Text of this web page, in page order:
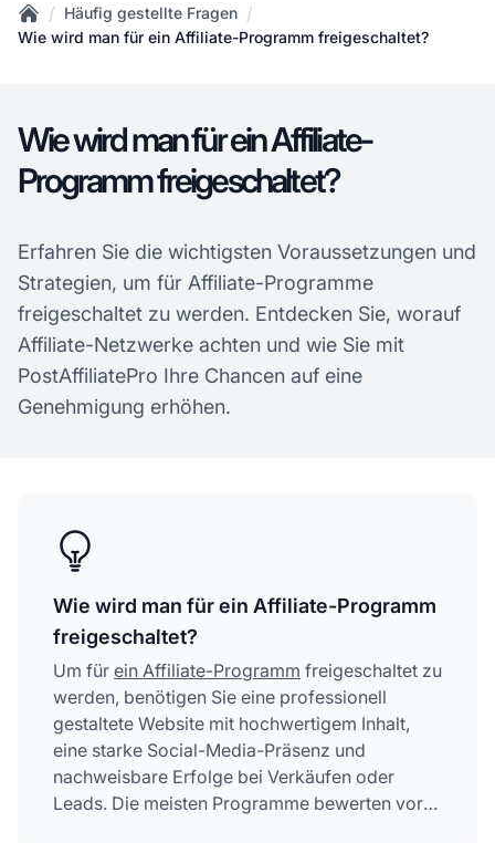
Home
/ Häufig gestellte Fragen /
Wie wird man für ein Affiliate-Programm freigeschaltet?
Wie wird man für ein Affiliate-
Programm freigeschaltet?
Erfahren Sie die wichtigsten Voraussetzungen und
Strategien, um für Affiliate-Programme
freigeschaltet zu werden. Entdecken Sie, worauf
Affiliate-Netzwerke achten und wie Sie mit
PostAffiliatePro Ihre Chancen auf eine
Genehmigung erhöhen.
Wie wird man für ein Affiliate-Programm
freigeschaltet?
Um für ein Affiliate-Programm freigeschaltet zu
werden, benötigen Sie eine professionell
gestaltete Website mit hochwertigem Inhalt,
eine starke Social-Media-Präsenz und
nachweisbare Erfolge bei Verkäufen oder
Leads. Die meisten Programme bewerten vor